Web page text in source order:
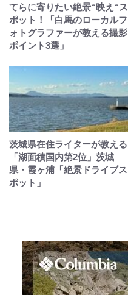
てらに寄りたい絶景“映え“ス
ポット！「白馬のローカルフ
ォトグラファーが教える撮影
ポイント3選」
茨城県在住ライターが教える
「湖面積国内第2位」茨城
県・霞ヶ浦「絶景ドライブス
ポット」